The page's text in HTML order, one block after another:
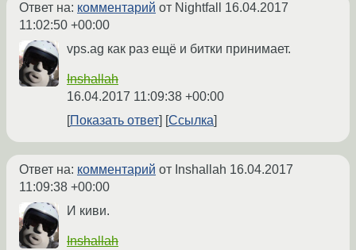
Ответ на: комментарий от Nightfall 16.04.2017
11:02:50 +00:00
vps.ag как раз ещё и битки принимает.
Inshallah
16.04.2017 11:09:38 +00:00
Показать ответ
Ссылка
Ответ на: комментарий от Inshallah 16.04.2017
11:09:38 +00:00
И киви.
Inshallah